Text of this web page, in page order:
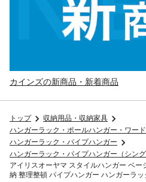
カインズの新商品・新着商品
トップ
収納用品・収納家具
ハンガーラック・ポールハンガー・ワー
ハンガーラック・パイプハンガー
ハンガーラック・パイプハンガー（シング
アイリスオーヤマ スタイルハンガー ベ
納 整理整頓 パイプハンガー ハンガーラ